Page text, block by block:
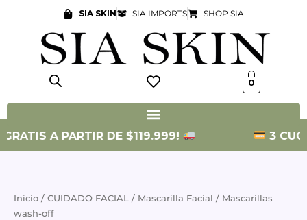
contenido
SIA SKIN SIA IMPORTS SHOP SIA
0
A PARTIR DE $119.999! 3
Inicio / CUIDADO FACIAL / Mascarilla Facial / Mascarillas
wash-off